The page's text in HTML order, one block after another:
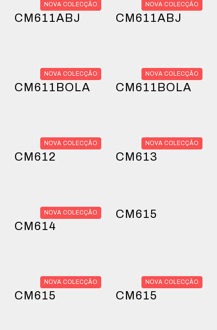
NOVA COLECÇÃO
CM611ABJ
NOVA COLECÇÃO
CM611ABJ
NOVA COLECÇÃO
CM611BOLA
NOVA COLECÇÃO
CM611BOLA
NOVA COLECÇÃO
CM612
NOVA COLECÇÃO
CM613
NOVA COLECÇÃO
CM614
CM615
NOVA COLECÇÃO
CM615
NOVA COLECÇÃO
CM615